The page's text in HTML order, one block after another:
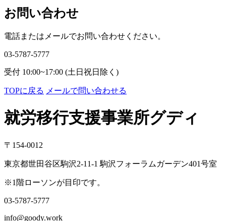
ブ
お問い合わせ
電話またはメールでお問い合わせください。
03-5787-5777
受付 10:00~17:00 (土日祝日除く)
TOPに戻る メールで問い合わせる
就労移行支援事業所グディ
〒154-0012
東京都世田谷区駒沢2-11-1 駒沢フォーラムガーデン401号室
※1階ローソンが目印です。
03-5787-5777
info@goody.work